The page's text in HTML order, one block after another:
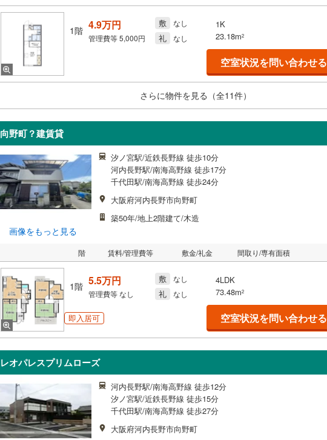
1階 4.9万円
管理費等5,000円
敷 なし
礼 なし
1K
23.18m2
空室状況を問い合わせる
さらに物件を見る（全11件）
向野町？建賃貸
画像をもっと見る
汐ノ宮駅/近鉄長野線 徒歩10分
河内長野駅/南海高野線 徒歩17分
千代田駅/南海高野線 徒歩24分
大阪府河内長野市向野町
築50年/地上2階建て/木造
階 賃料/管理費等 敷金/礼金 間取り/専有面積
1階 5.5万円
管理費等なし
敷 なし
礼 なし
4LDK
73.48m2
即入居可 空室状況を問い合わせる
レオパレスプリムローズ
河内長野駅/南海高野線 徒歩12分
汐ノ宮駅/近鉄長野線 徒歩15分
千代田駅/南海高野線 徒歩27分
大阪府河内長野市向野町